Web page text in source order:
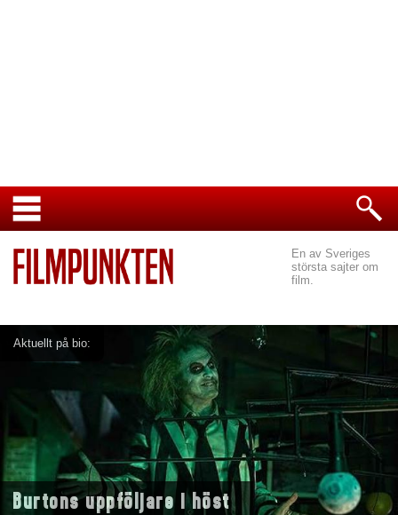
En av Sveriges
största sajter om
film.
Aktuellt på bio:
Burtons uppföljare i höst